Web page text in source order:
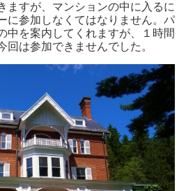
ますが、マンションの中に入るに
に参加しなくてはなりません。パ
中を案内してくれますが、１時間
は参加できませんでした。